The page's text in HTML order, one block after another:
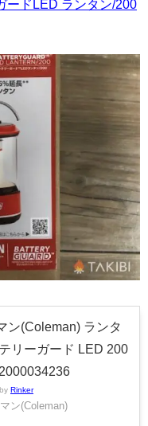
ードLED ランタン/200
ン(Coleman) ランタ
リーガード LED 200
Rinker
ン(Coleman)